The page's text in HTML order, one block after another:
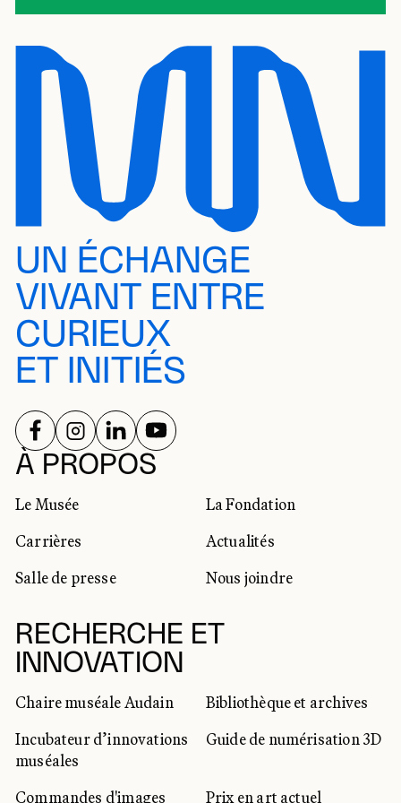
UN ÉCHANGE
VIVANT ENTRE
CURIEUX
ET INITIÉS
À PROPOS
Le Musée
La Fondation
Carrières
Actualités
Salle de presse
Nous joindre
RECHERCHE ET
INNOVATION
Chaire muséale Audain
Bibliothèque et archives
Incubateur d’innovations
muséales
Guide de numérisation 3D
Commandes d'images Prix en art actuel
RÉSEAUX SOCIAUX
SUIVEZ-NOUS SUR
SUIVEZ-NOUS SUR
SUIVEZ-NOUS SUR
SUIVEZ-NOUS SUR